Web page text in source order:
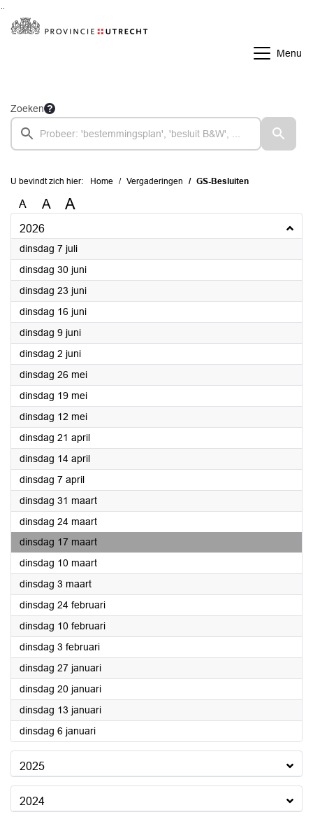
Menu
Zoeken
U bevindt zich hier: Home Vergaderingen GS-Besluiten
A A A
2026
dinsdag 7 juli2026
dinsdag 30 juni2026
dinsdag 23 juni2026
dinsdag 16 juni2026
dinsdag 9 juni2026
dinsdag 2 juni2026
dinsdag 26 mei2026
dinsdag 19 mei2026
dinsdag 12 mei2026
dinsdag 21 april2026
dinsdag 14 april2026
dinsdag 7 april2026
dinsdag 31 maart2026
dinsdag 24 maart2026
dinsdag 17 maart2026
dinsdag 10 maart2026
dinsdag 3 maart2026
dinsdag 24 februari2026
dinsdag 10 februari2026
dinsdag 3 februari2026
dinsdag 27 januari2026
dinsdag 20 januari2026
dinsdag 13 januari2026
dinsdag 6 januari2026
2025
2024